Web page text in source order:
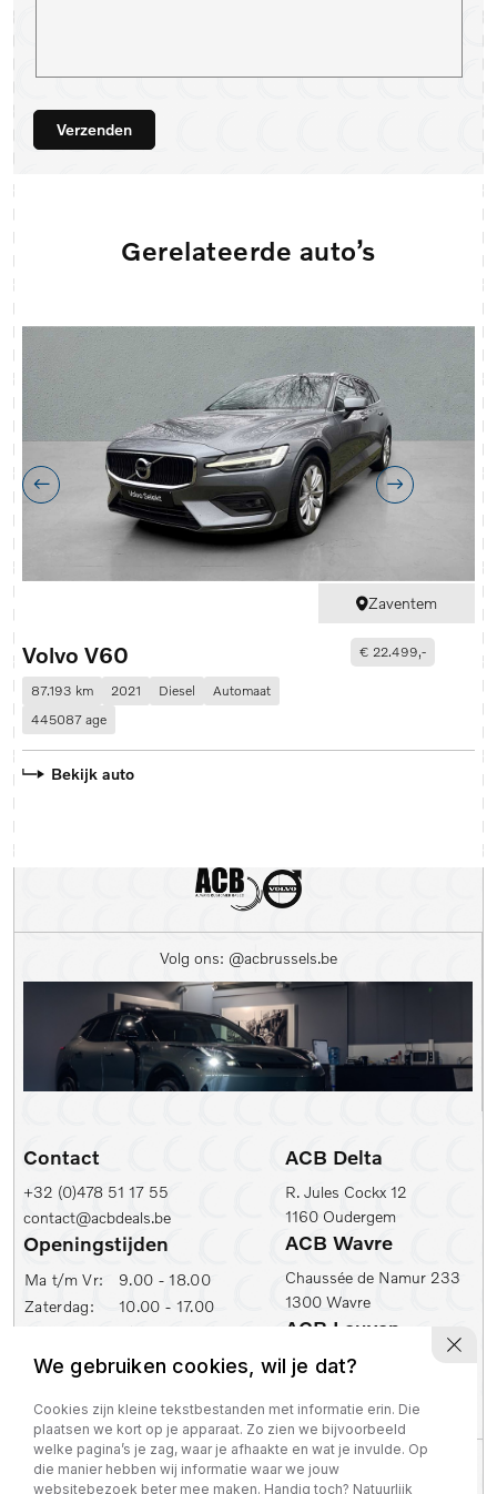
Verzenden
Gerelateerde auto’s
Zaventem
Volvo V60
87.193 km 2021 Diesel
Automaat
445087 age
€ 22.499,-
Bekijk auto
Volg ons: @acbrussels.be
Contact
+32 (0)478 51 17 55
contact@acbdeals.be
Openingstijden
Ma t/m Vr:
9.00 - 18.00
Zaterdag:
10.00 - 17.00
ACB Zaventem
Leuvensesteenweg 430
ACB Delta
R. Jules Cockx 12
1160 Oudergem
ACB Wavre
Chaussée de Namur 233
1300 Wavre
ACB Leuven
Ambachtenlaan 2
Privacy policy
BTW nummer: BE 0821 129 645
We gebruiken cookies, wil je dat?
Cookies zijn kleine tekstbestanden met informatie erin. Die
plaatsen we kort op je apparaat. Zo zien we bijvoorbeeld
welke pagina’s je zag, waar je afhaakte en wat je invulde. Op
die manier hebben wij informatie waar we jouw
websitebezoek beter mee maken. Handig toch? Natuurlijk